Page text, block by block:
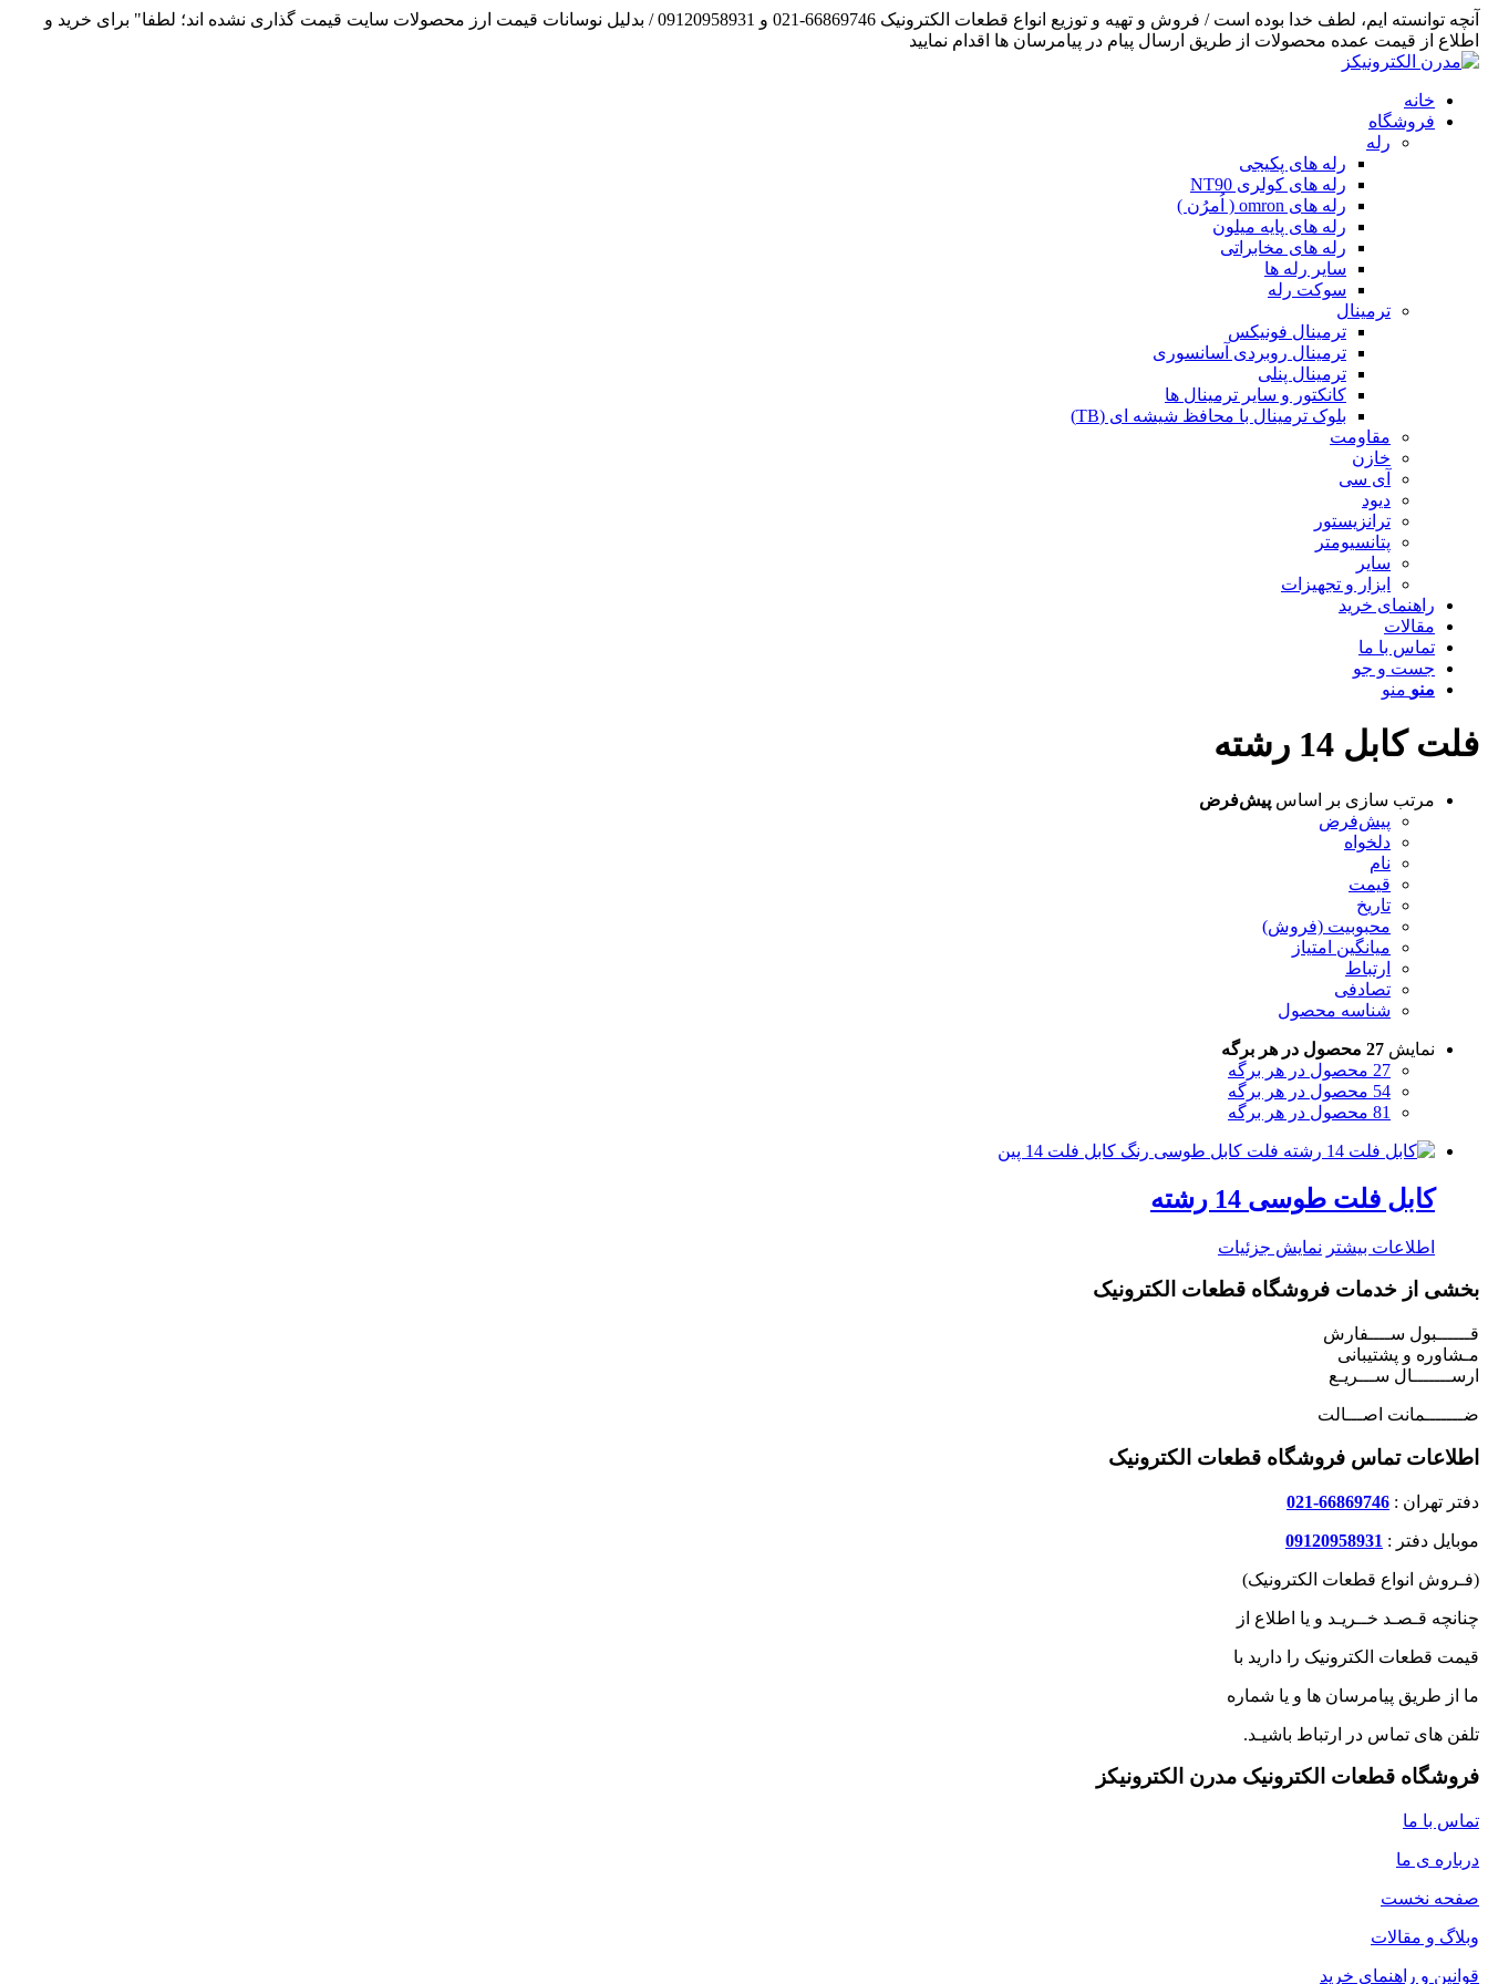
آنچه توانسته ایم، لطف خدا بوده است / فروش و تهیه و توزیع انواع قطعات الکترونیک 66869746-021 و 09120958931 / بدلیل نوسانات قیمت ارز محصولات سایت قیمت گذاری نشده اند؛ لطفا" برای خرید و
اطلاع از قیمت عمده محصولات از طریق ارسال پیام در پیامرسان ها اقدام نمایید
خانه
فروشگاه
رله
رله های پکیجی
رله های کولری NT90
رله های omron ( اُمرُن )
رله های پایه میلون
رله های مخابراتی
سایر رله ها
سوکت رله
ترمینال
ترمینال فونیکس
ترمینال روبردی آسانسوری
ترمینال پنلی
کانکتور و سایر ترمینال ها
بلوک ترمینال با محافظ شیشه ای (TB)
مقاومت
خازن
آی سی
دیود
ترانزیستور
پتانسیومتر
سایر
ابزار و تجهیزات
راهنمای خرید
مقالات
تماس با ما
جست و جو
منو منو
فلت کابل 14 رشته
مرتب سازی بر اساس پیش‌فرض
پیش‌فرض
دلخواه
نام
قیمت
تاریخ
محبوبیت (فروش)
میانگین امتیاز
ارتباط
تصادفی
شناسه محصول
نمایش 27 محصول در هر برگه
27 محصول در هر برگه
54 محصول در هر برگه
81 محصول در هر برگه
کابل فلت طوسی 14 رشته
اطلاعات بیشتر نمایش جزئیات
بخشی از خدمات فروشگاه قطعات الکترونیک
قــــــبول ســــفارش
مـشاوره و پشتیبانی
ارســـــــال ســـریـع
ضـــــــمانت اصـــالت
اطلاعات تماس فروشگاه قطعات الکترونیک
دفتر تهران : 66869746-021
موبایل دفتر : 09120958931
(فـروش انواع قطعات الکترونیک)
چنانچه قـصـد خــریـد و یا اطلاع از
قیمت قطعات الکترونیک را دارید با
ما از طریق پیامرسان ها و یا شماره
تلفن های تماس در ارتباط باشیـد.
فروشگاه قطعات الکترونیک مدرن الکترونیکز
تماس با ما
درباره ی ما
صفحه نخست
وبلاگ و مقالات
قوانین و راهنمای خرید